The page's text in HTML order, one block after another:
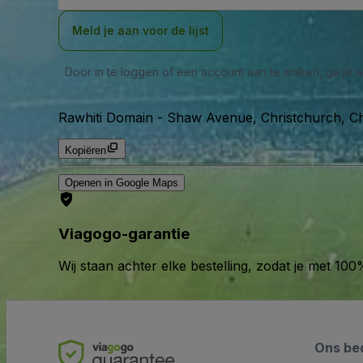
Meld je aan voor de lijst
Door in te loggen of een account aan te maken, ga je
Rawhiti Domain - Shaw Avenue, Christchurch,
Kopiëren
Openen in Google Maps
Viagogo-garantie
Wij staan achter elke bestelling, zodat je met
Ons